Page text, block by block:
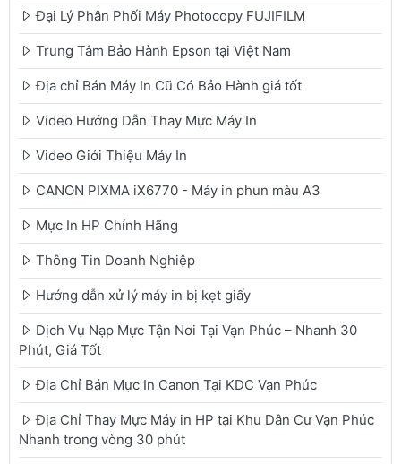
Đại Lý Phân Phối Máy Photocopy FUJIFILM
Trung Tâm Bảo Hành Epson tại Việt Nam
Địa chỉ Bán Máy In Cũ Có Bảo Hành giá tốt
Video Hướng Dẫn Thay Mực Máy In
Video Giới Thiệu Máy In
CANON PIXMA iX6770 - Máy in phun màu A3
Mực In HP Chính Hãng
Thông Tin Doanh Nghiệp
Hướng dẫn xử lý máy in bị kẹt giấy
Dịch Vụ Nạp Mực Tận Nơi Tại Vạn Phúc – Nhanh 30
Phút, Giá Tốt
Địa Chỉ Bán Mực In Canon Tại KDC Vạn Phúc
Địa Chỉ Thay Mực Máy in HP tại Khu Dân Cư Vạn Phúc
Nhanh trong vòng 30 phút